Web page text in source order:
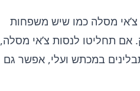
צ’אי מסלה כמו שיש משפחות
אם תחליטו לנסות צ’אי מסלה,
במכתש ועלי, אפשר גם